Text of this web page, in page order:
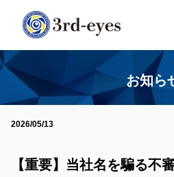
お知ら
2026/05/13
【重要】当社名を騙る不